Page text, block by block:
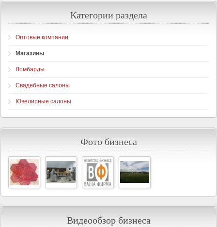
Категории раздела
Оптовые компании
Магазины
Ломбарды
Свадебные салоны
Ювелирные салоны
Фото бизнеса
Видеообзор бизнеса